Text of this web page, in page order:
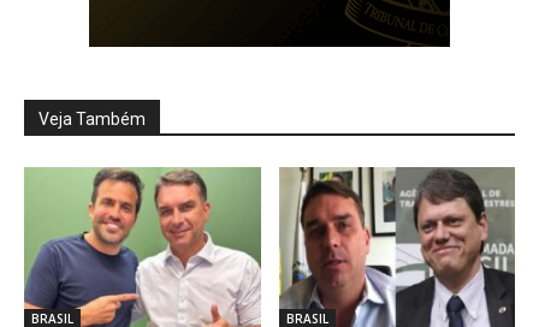
Veja Também
BRASIL BRASIL